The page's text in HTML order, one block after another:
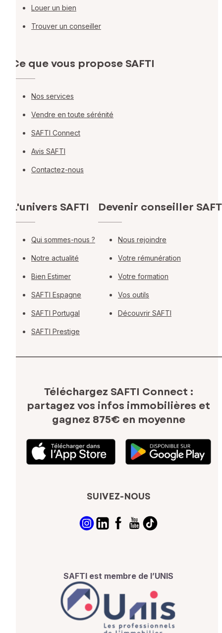
Louer un bien
Trouver un conseiller
Ce que vous propose SAFTI
Nos services
Vendre en toute sérénité
SAFTI Connect
Avis SAFTI
Contactez-nous
L'univers SAFTI
Qui sommes-nous ?
Notre actualité
Bien Estimer
SAFTI Espagne
SAFTI Portugal
SAFTI Prestige
Devenir conseiller
Nous rejoindre
Votre rémunération
Votre formation
Vos outils
Découvrir SAFTI
Téléchargez SAFTI Connect :
partagez vos infos immobilières et
gagnez 875€ en moyenne
SUIVEZ-NOUS
SAFTI est membre de l’UNIS